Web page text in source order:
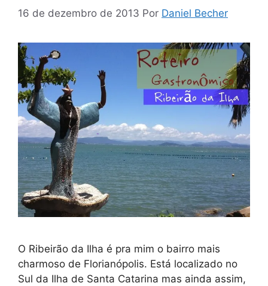
16 de dezembro de 2013 Por Daniel Becher
O Ribeirão da Ilha é pra mim o bairro mais
charmoso de Florianópolis. Está localizado no
Sul da Ilha de Santa Catarina mas ainda assim,